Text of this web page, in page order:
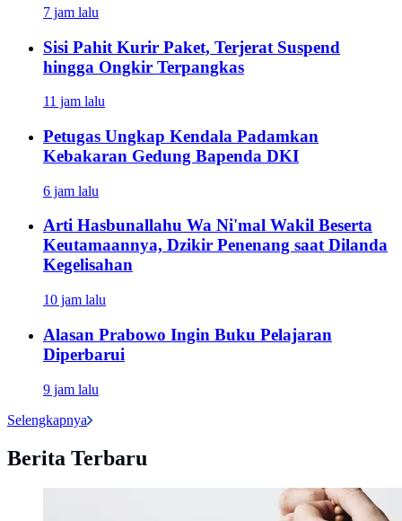
7 jam lalu
Sisi Pahit Kurir Paket, Terjerat Suspend
hingga Ongkir Terpangkas
11 jam lalu
Petugas Ungkap Kendala Padamkan
Kebakaran Gedung Bapenda DKI
6 jam lalu
Arti Hasbunallahu Wa Ni'mal Wakil Beserta
Keutamaannya, Dzikir Penenang saat Dilanda
Kegelisahan
10 jam lalu
Alasan Prabowo Ingin Buku Pelajaran
Diperbarui
9 jam lalu
Selengkapnya
Berita Terbaru